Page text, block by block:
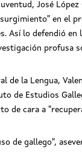
José
en el
Así lo defendió en
profusa
de la Lengua,
de Estudios
de cara a
de gallego",